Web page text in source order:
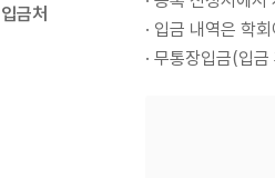
입금처
· 입금 내역은 학
· 무통장입금(입